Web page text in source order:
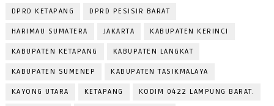
DPRD KETAPANG DPRD PESISIR BARAT
HARIMAU SUMATERA JAKARTA KABUPATEN KERINCI
KABUPATEN KETAPANG KABUPATEN LANGKAT
KABUPATEN SUMENEP KABUPATEN TASIKMALAYA
KAYONG UTARA KETAPANG KODIM 0422 LAMPUNG BARAT.